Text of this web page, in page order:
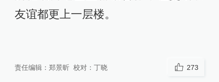
友谊都更上一层楼。
责任编辑： 郑景昕 校对： 丁晓 273